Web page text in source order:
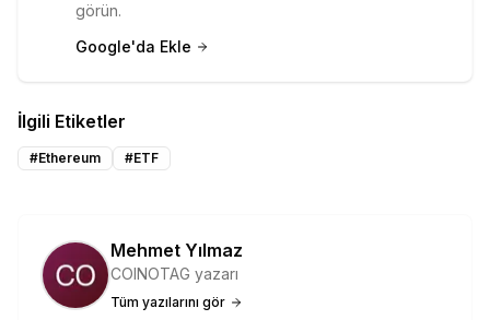
görün.
Google'da Ekle
İlgili Etiketler
#Ethereum #ETF
Mehmet Yılmaz
COINOTAG yazarı
Tüm yazılarını gör